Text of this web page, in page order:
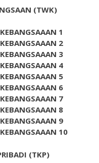
(TWK)
1
2
3
4
5
6
7
8
9
10
(TKP)